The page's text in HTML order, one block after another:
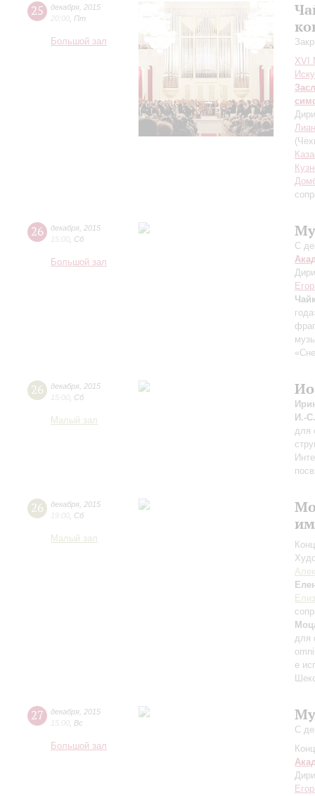
25 декабря 2015
20:00 Пт
Большой зал
XVI
26 декабря 2015
15:00 Сб
Большой зал
С
26 декабря 2015
15:00 Сб
Малый зал
И.-
для
26 декабря 2015
19:00 Сб
Малый зал
для
е
27 декабря 2015
15:00 Вс
Большой зал
С